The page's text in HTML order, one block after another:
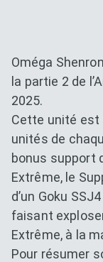
Oméga
la partie 2 de
2025.
Cette unité est
unités de
bonus support
Extrême, le
d’un Goku
faisant
Extrême, à la
Pour résumer